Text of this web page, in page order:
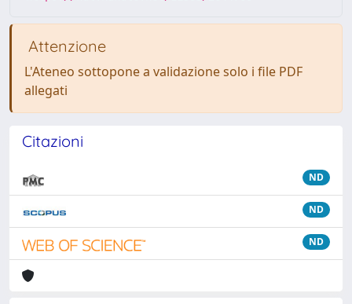
Attenzione
L'Ateneo sottopone a validazione solo i file PDF
allegati
Citazioni
ND
ND
ND